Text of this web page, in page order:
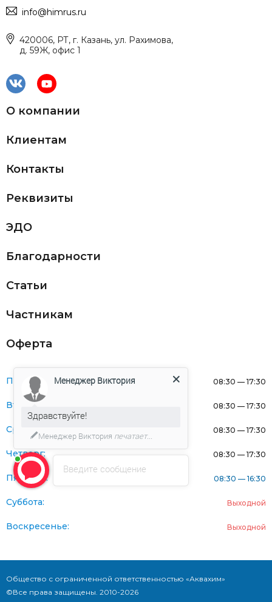
info@himrus.ru
420006, РТ, г. Казань, ул. Рахимова,
д. 59Ж, офис 1
О компании
Клиентам
Контакты
Реквизиты
ЭДО
Благодарности
Статьи
Частникам
Оферта
Понедельник: 08:30 — 17:30
Вторник: 08:30 — 17:30
Среда: 08:30 — 17:30
Четверг: 08:30 — 17:30
Пятница: 08:30 — 16:30
Суббота: Выходной
Воскресенье: Выходной
Общество с ограниченной ответственностью «Аквахим»
©Все права защищены. 2010-2026
Введите сообщение
Менеджер Виктория
Здравствуйте!
Менеджер Виктория печатает...